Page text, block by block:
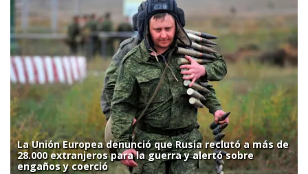
La Unión Europea denunció que Rusia reclutó a más de
28.000 extranjeros para la guerra y alertó sobre
engaños y coerció